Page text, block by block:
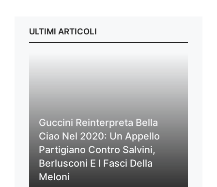
ULTIMI ARTICOLI
Guccini Reinterpreta Bella
Ciao Nel 2020: Un Appello
Partigiano Contro Salvini,
Berlusconi E I Fasci Della
Meloni